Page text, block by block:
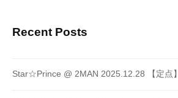
Recent Posts
Star☆Prince @ 2MAN 2025.12.28 【定点】